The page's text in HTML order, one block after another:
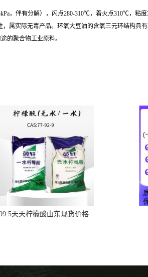
，伴有分解），闪点280-310℃，着火点310℃，粘
属实际无毒产品。环氧大豆油的含氧三元环结构具
的聚合物工业原料。
天天柠檬酸山东现货价格